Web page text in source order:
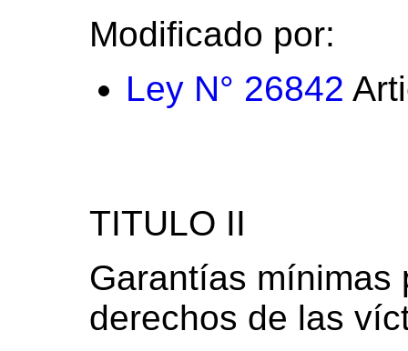
Modificado por:
Ley N° 26842
TITULO II
Garantías mínimas
derechos de las